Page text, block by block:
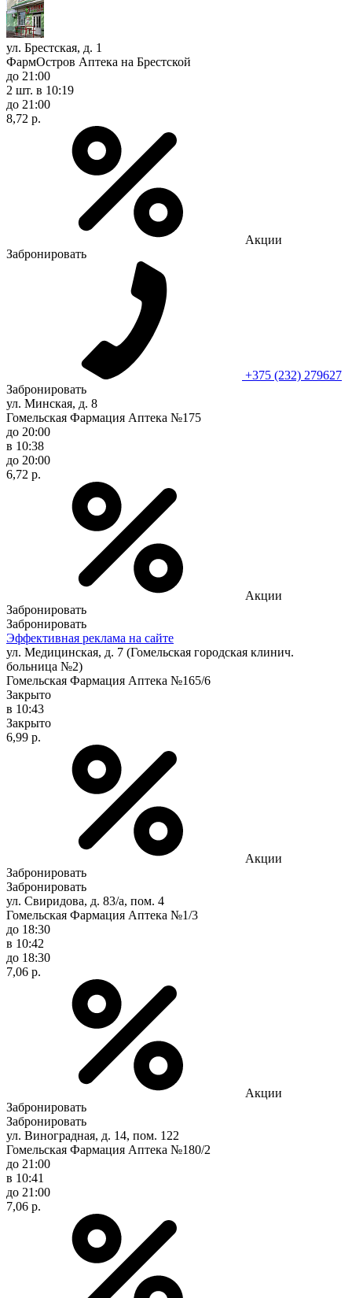
ул. Брестская, д. 1
ФармОстров Аптека на Брестской
до 21:00
2 шт. в 10:19
до 21:00
8,72 р.
Акции
Забронировать
+375 (232) 279627
Забронировать
ул. Минская, д. 8
Гомельская Фармация Аптека №175
до 20:00
в 10:38
до 20:00
6,72 р.
Акции
Забронировать
Забронировать
Эффективная реклама на сайте
ул. Медицинская, д. 7 (Гомельская городская клинич.
больница №2)
Гомельская Фармация Аптека №165/6
Закрыто
в 10:43
Закрыто
6,99 р.
Акции
Забронировать
Забронировать
ул. Свиридова, д. 83/а, пом. 4
Гомельская Фармация Аптека №1/3
до 18:30
в 10:42
до 18:30
7,06 р.
Акции
Забронировать
Забронировать
ул. Виноградная, д. 14, пом. 122
Гомельская Фармация Аптека №180/2
до 21:00
в 10:41
до 21:00
7,06 р.